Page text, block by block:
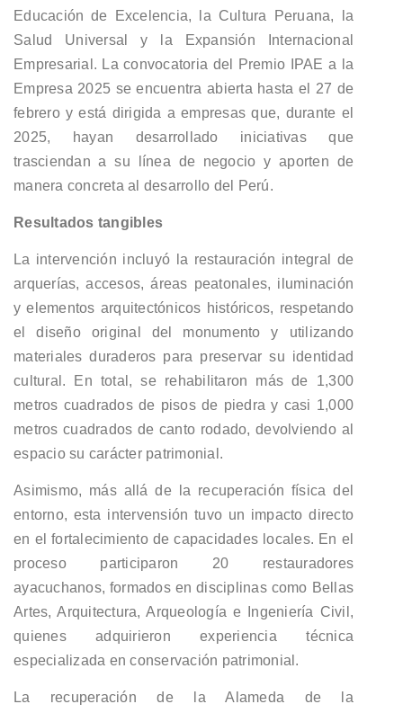
Educación de Excelencia, la Cultura Peruana, la
Salud Universal y la Expansión Internacional
Empresarial. La convocatoria del Premio IPAE a la
Empresa 2025 se encuentra abierta hasta el 27 de
febrero y está dirigida a empresas que, durante el
2025, hayan desarrollado iniciativas que
trasciendan a su línea de negocio y aporten de
manera concreta al desarrollo del Perú.
Resultados tangibles
La intervención incluyó la restauración integral de
arquerías, accesos, áreas peatonales, iluminación
y elementos arquitectónicos históricos, respetando
el diseño original del monumento y utilizando
materiales duraderos para preservar su identidad
cultural. En total, se rehabilitaron más de 1,300
metros cuadrados de pisos de piedra y casi 1,000
metros cuadrados de canto rodado, devolviendo al
espacio su carácter patrimonial.
Asimismo, más allá de la recuperación física del
entorno, esta intervensión tuvo un impacto directo
en el fortalecimiento de capacidades locales. En el
proceso participaron 20 restauradores
ayacuchanos, formados en disciplinas como Bellas
Artes, Arquitectura, Arqueología e Ingeniería Civil,
quienes adquirieron experiencia técnica
especializada en conservación patrimonial.
La recuperación de la Alameda de la